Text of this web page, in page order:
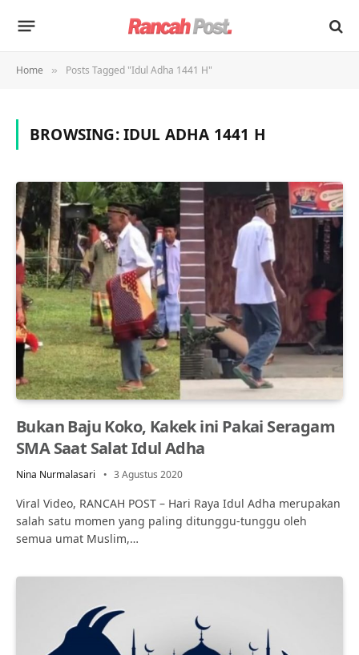
Home » Posts Tagged "Idul Adha 1441 H"
BROWSING:IDUL ADHA 1441 H
Bukan Baju Koko, Kakek ini Pakai Seragam
SMA Saat Salat Idul Adha
Nina Nurmalasari 3 Agustus 2020
Viral Video, RANCAH POST – Hari Raya Idul Adha merupakan
salah satu momen yang paling ditunggu-tunggu oleh
semua umat Muslim,…